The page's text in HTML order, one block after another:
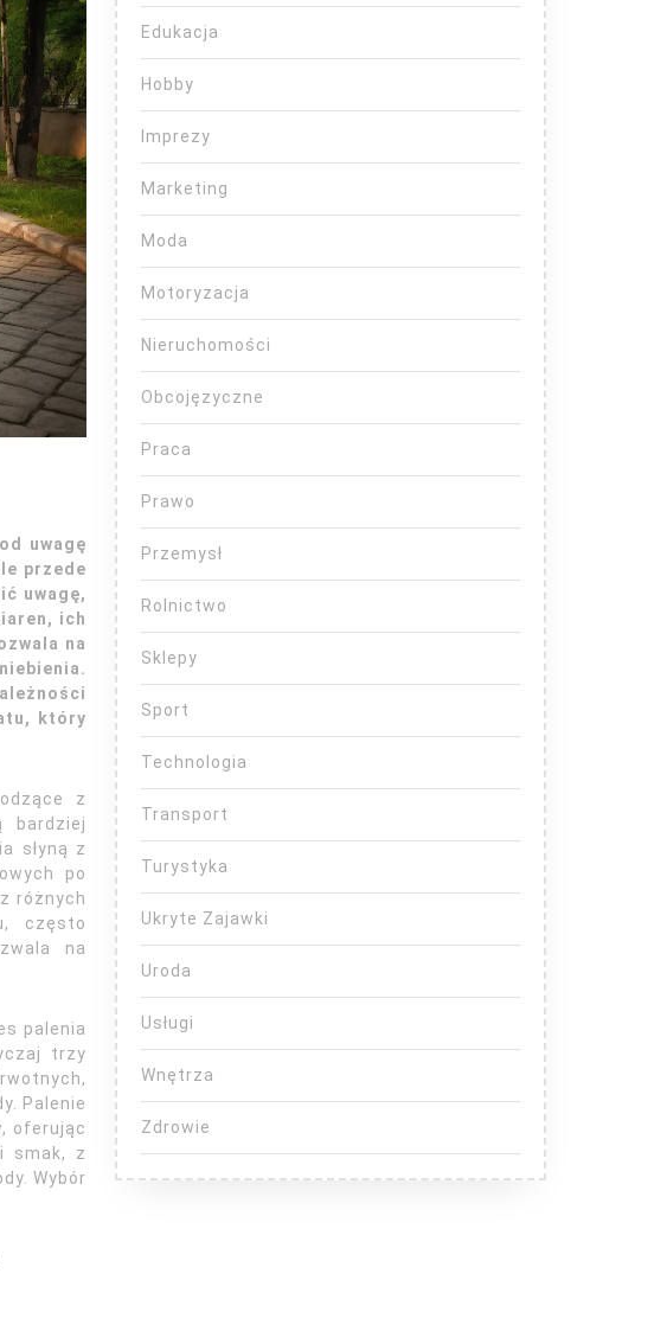
uwagę
przede
uwagę,
ich
na
który
z
bardziej
słyną z
po
różnych
często
na
palenia
trzy
Palenie
oferując
smak, z
Wybór
Edukacja
Hobby
Imprezy
Marketing
Moda
Motoryzacja
Nieruchomości
Obcojęzyczne
Praca
Prawo
Przemysł
Rolnictwo
Sklepy
Sport
Technologia
Transport
Turystyka
Ukryte Zajawki
Uroda
Usługi
Wnętrza
Zdrowie